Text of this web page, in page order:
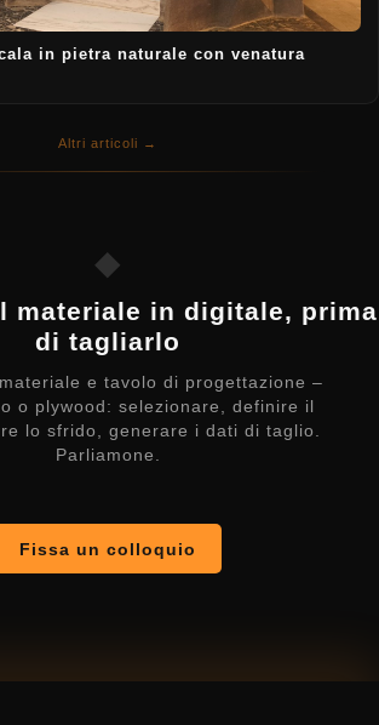
in pietra naturale con venatura
Altri articoli →
◆
materiale in digitale, prima
di tagliarlo
e tavolo di progettazione –
o plywood: selezionare, definire il
lo sfrido, generare i dati di taglio.
Parliamone.
Fissa un colloquio